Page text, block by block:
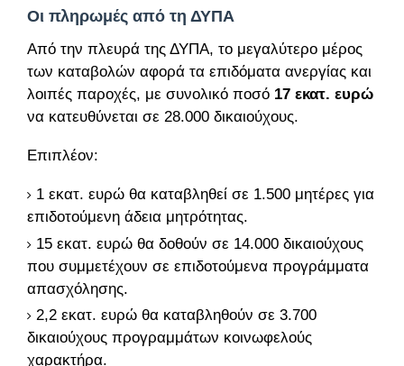
Οι πληρωμές από τη ΔΥΠΑ
Από την πλευρά της ΔΥΠΑ, το μεγαλύτερο μέρος
των καταβολών αφορά τα επιδόματα ανεργίας και
λοιπές παροχές, με συνολικό ποσό 17 εκατ. ευρώ
να κατευθύνεται σε 28.000 δικαιούχους.
Επιπλέον:
1 εκατ. ευρώ θα καταβληθεί σε 1.500 μητέρες για
επιδοτούμενη άδεια μητρότητας.
15 εκατ. ευρώ θα δοθούν σε 14.000 δικαιούχους
που συμμετέχουν σε επιδοτούμενα προγράμματα
απασχόλησης.
2,2 εκατ. ευρώ θα καταβληθούν σε 3.700
δικαιούχους προγραμμάτων κοινωφελούς
χαρακτήρα.